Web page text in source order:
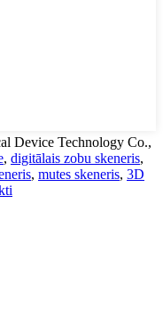
Device Technology Co.,
, digitālais zobu skeneris,
, mutes skeneris, 3D